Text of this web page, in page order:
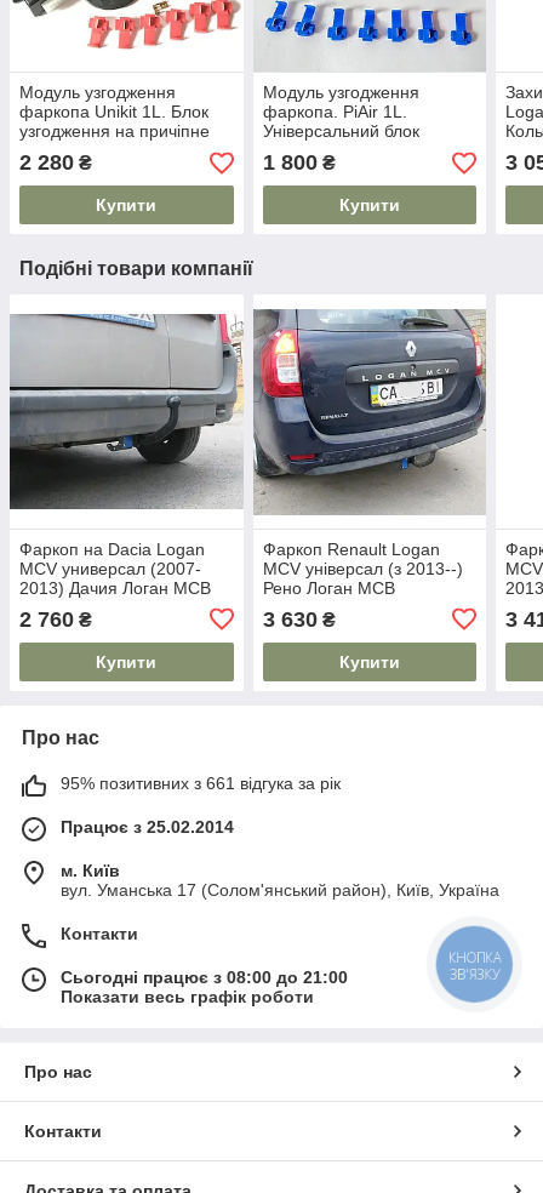
Модуль узгодження
фаркопа Unikit 1L. Блок
узгодження на причіпне
2 280 ₴
Купити
Модуль узгодження
фаркопа. PiAir 1L.
Універсальний блок
1 800₴
Купити
3
Подібні товари компанії
Фаркоп на Dacia Logan
MCV универсал (2007-
2013) Дачия Логан МСВ
2 760 ₴
Купити
Фаркоп Renault Logan
MCV універсал (з 2013--)
Рено Логан МСВ
3 630₴
Купити
3
Про нас
95% позитивних з 661 відгука за рік
Працює з 25.02.2014
м. Київ
вул. Уманська 17 (Солом'янський район), Київ, Україна
Контакти
Сьогодні працює з 08:00 до 21:00
Показати весь графік роботи
Про нас
Контакти
КНОПКА
ЗВ'ЯЗКУ